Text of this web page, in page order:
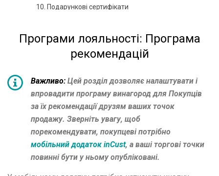
10. Подарункові сертифікати
13. Рекомендуйте нас
14. Підтримка
Мобільний додаток inCust: інформація про компанію,
торгові точки, контакти, програми лояльності
Новини, геотаргетингові новини, персоналізовані
новини, новини з сайту чи соціальних мереж,
повідомлення, отримання повідомлень
Способи видачі та погашення винагород
Як налаштувати Крамницю у додатку покупця inCust?
Оплата за прямим посиланням або QR
Оплата кредитною карткою на касі без банківського
Програми лояльності: Програма
рекомендацій
Важливо: Цей розділ дозволяє налаштувати і
впровадити програму винагород для Покупців
за їх рекомендації друзям ваших точок
продажу. Зверніть увагу, щоб
порекомендувати, покупцеві потрібно
мобільний додаток inCust, а ваші торгові точки
повинні бути у ньому опубліковані.